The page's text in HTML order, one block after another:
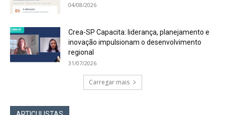
04/08/2026
Crea-SP Capacita: liderança, planejamento e
inovação impulsionam o desenvolvimento
regional
31/07/2026
Carregar mais